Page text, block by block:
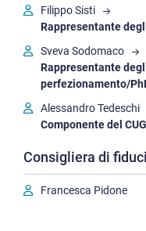
Filippo Sisti
Rappresentante
Sveva Sodomaco
Rappresentante
perfezionamento/
Alessandro Tedeschi
Componente del CUG
Consigliera di
Francesca Pidone